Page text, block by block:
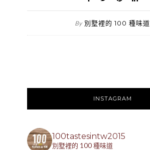
By 別墅裡的 100 種味道
INSTAGRAM
100tastesintw2015
別墅裡的 100 種味道